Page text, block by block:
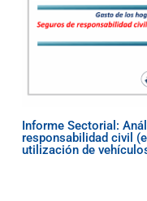
Informe Sectorial:
responsabilidad civil
utilización de